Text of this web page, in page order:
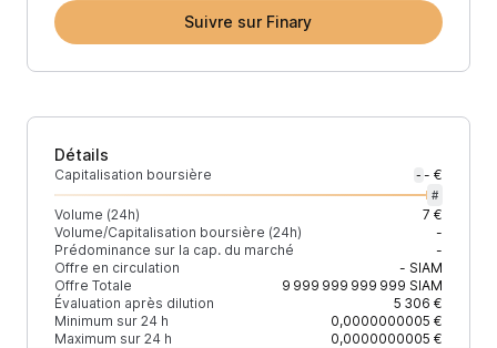
Suivre sur Finary
Détails
Capitalisation boursière - - €
#
Volume (24h)
7 €
Volume/Capitalisation boursière (24h)
-
Prédominance sur la cap. du marché
-
Offre en circulation
- SIAM
Offre Totale
9 999 999 999 999 SIAM
Évaluation après dilution
5 306 €
Minimum sur 24 h
0,0000000005 €
Maximum sur 24 h
0,0000000005 €